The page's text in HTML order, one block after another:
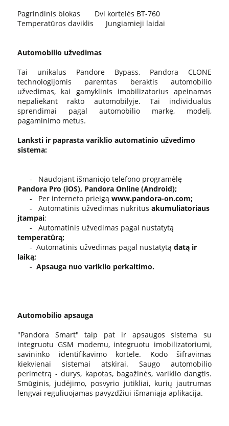
Pagrindinis blokas Dvi kortelės BT-760
Temperatūros daviklis Jungiamieji laidai
Automobilio užvedimas
Tai unikalus Pandore Bypass, Pandora CLONE
technologijomis paremtas beraktis automobilio
užvedimas, kai gamyklinis imobilizatorius apeinamas
nepaliekant rakto automobilyje. Tai individualūs
sprendimai pagal automobilio markę, modelį,
pagaminimo metus.
Lanksti ir paprasta variklio automatinio užvedimo
sistema:
- Naudojant išmaniojo telefono programėlę
Pandora Pro (iOS), Pandora Online (Android);
- Per interneto prieigą www.pandora-on.com;
- Automatinis užvedimas nukritus akumuliatoriaus
įtampai;
- Automatinis užvedimas pagal nustatytą
temperatūrą;
- Automatinis užvedimas pagal nustatytą datą ir
laiką;
- Apsauga nuo variklio perkaitimo.
Automobilio apsauga
"Pandora Smart" taip pat ir apsaugos sistema su
integruotu GSM modemu, integruotu imobilizatoriumi,
savininko identifikavimo kortele. Kodo šifravimas
kiekvienai sistemai atskirai. Saugo automobilio
perimetrą - durys, kapotas, bagažinės, variklio dangtis.
Smūginis, judėjimo, posvyrio jutikliai, kurių jautrumas
lengvai reguliuojamas pavyzdžiui išmaniąja aplikacija.